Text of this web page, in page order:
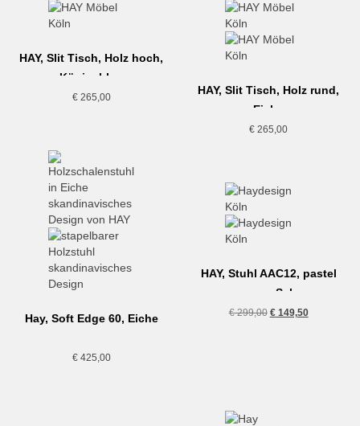
HAY, Slit Tisch, Holz hoch,
Königsblau
€265,00
HAY, Slit Tisch, Holz rund,
Eiche
€ 265,00
Hay, Soft Edge 60, Eiche
€425,00
HAY, Stuhl AAC12, pastel
green, Sale
Ausstellungsstück
€299,00 Ursprünglicher
€149,50Aktueller